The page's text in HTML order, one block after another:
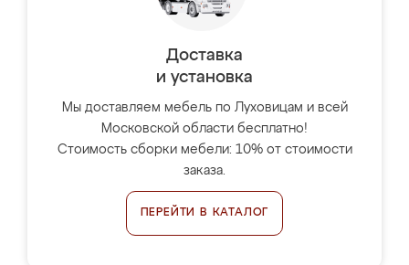
Доставка
и установка
Мы доставляем мебель по Луховицам и всей
Московской области бесплатно!
Стоимость сборки мебели: 10% от стоимости
заказа.
ПЕРЕЙТИ В КАТАЛОГ